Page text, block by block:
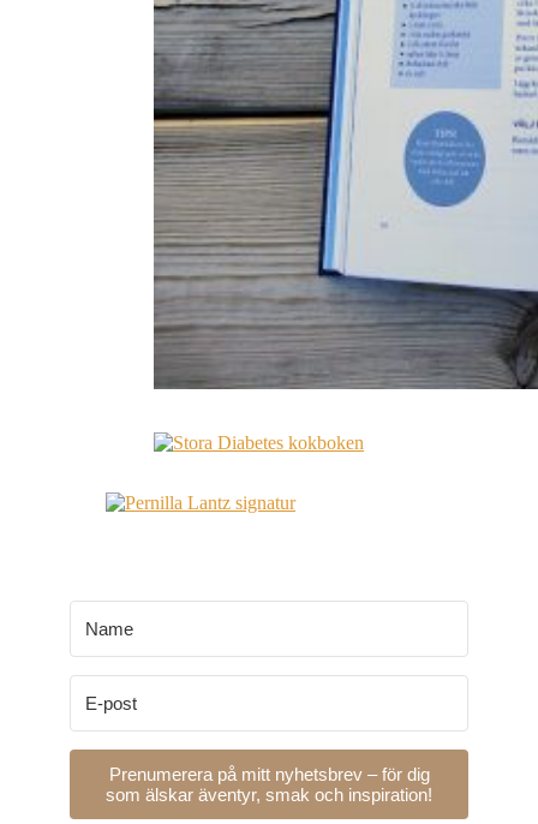
Prenumerera på mitt nyhetsbrev – för dig
som älskar äventyr, smak och inspiration!